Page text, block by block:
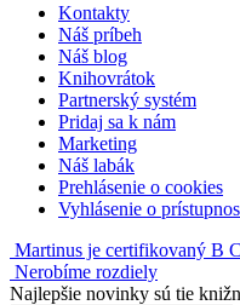
Kontakty
Náš príbeh
Náš blog
Knihovrátok
Partnerský systém
Pridaj sa k nám
Marketing
Náš labák
Prehlásenie o cookies
Vyhlásenie o
Martinus je certifikovaný B
Nerobíme rozdiely
Najlepšie novinky sú tie